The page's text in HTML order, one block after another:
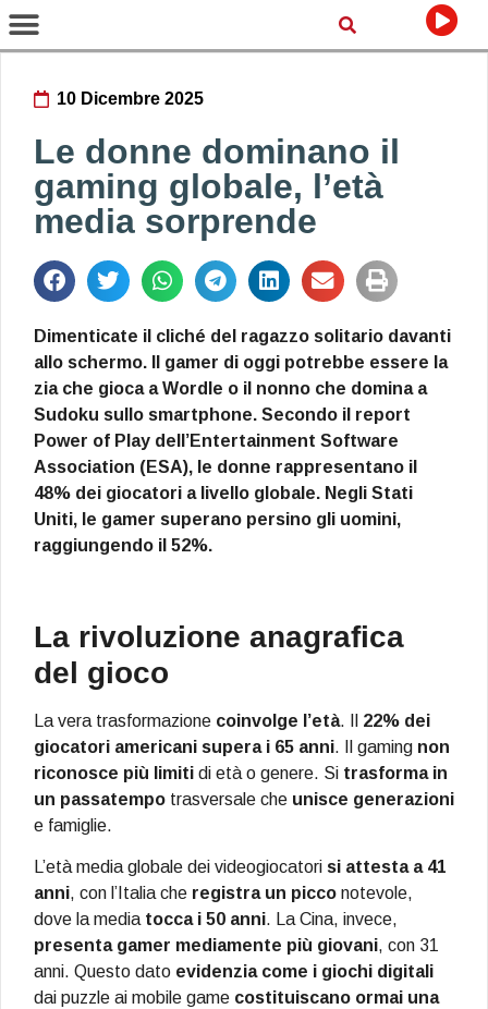
10 Dicembre 2025
Le donne dominano il
gaming globale, l’età
media sorprende
Dimenticate il cliché del ragazzo solitario davanti
allo schermo. Il gamer di oggi potrebbe essere la
zia che gioca a Wordle o il nonno che domina a
Sudoku sullo smartphone. Secondo il report
Power of Play dell’Entertainment Software
Association (ESA), le donne rappresentano il
48% dei giocatori a livello globale. Negli Stati
Uniti, le gamer superano persino gli uomini,
raggiungendo il 52%.
La rivoluzione anagrafica
del gioco
La vera trasformazione coinvolge l’età. Il 22% dei
giocatori americani supera i 65 anni. Il gaming non
riconosce più limiti di età o genere. Si trasforma in
un passatempo trasversale che unisce generazioni
e famiglie.
L’età media globale dei videogiocatori si attesta a 41
anni, con l’Italia che registra un picco notevole,
dove la media tocca i 50 anni. La Cina, invece,
presenta gamer mediamente più giovani, con 31
anni. Questo dato evidenzia come i giochi digitali
dai puzzle ai mobile game costituiscano ormai una